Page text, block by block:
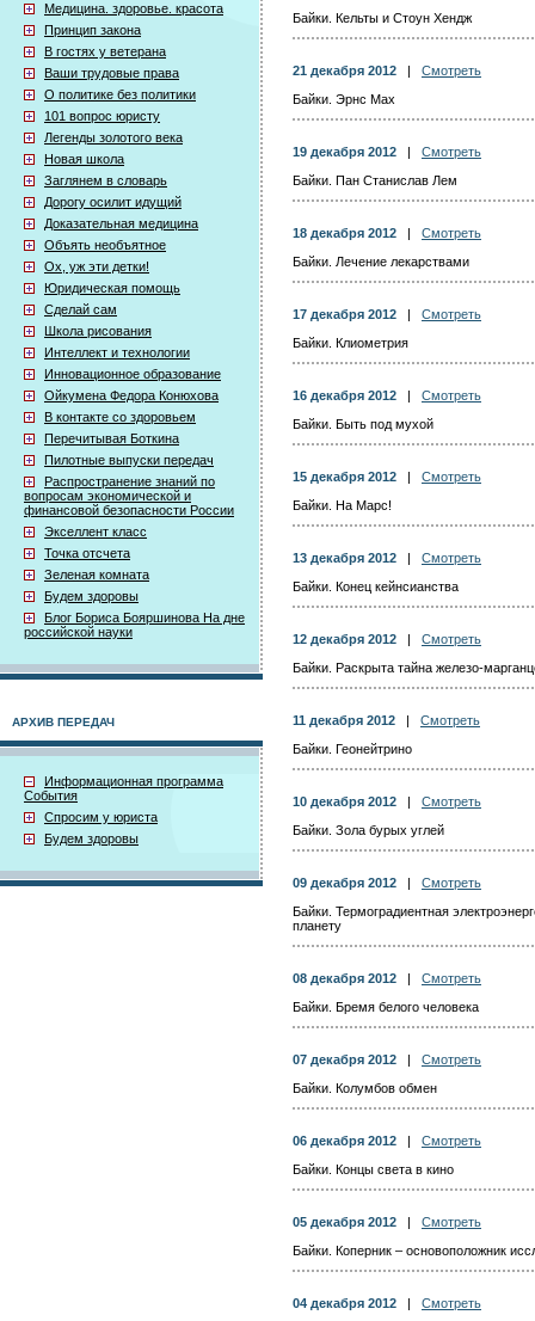
Медицина. здоровье. красота
Принцип закона
В гостях у ветерана
Ваши трудовые права
О политике без политики
101 вопрос юристу
Легенды золотого века
Новая школа
Заглянем в словарь
Дорогу осилит идущий
Доказательная медицина
Объять необъятное
Ох, уж эти детки!
Юридическая помощь
Сделай сам
Школа рисования
Интеллект и технологии
Инновационное образование
Ойкумена Федора Конюхова
В контакте со здоровьем
Перечитывая Боткина
Пилотные выпуски передач
Распространение знаний по
вопросам экономической и
финансовой безопасности России
Экселлент класс
Точка отсчета
Зеленая комната
Будем здоровы
Блог Бориса Бояршинова На дне
российской науки
АРХИВ ПЕРЕДАЧ
Информационная программа
События
Спросим у юриста
Будем здоровы
Байки. Кельты и Стоун Хендж
21 декабря 2012
Смотреть
Байки. Эрнс Мах
19 декабря 2012
Смотреть
Байки. Пан Станислав Лем
18 декабря 2012
Смотреть
Байки. Лечение лекарствами
17 декабря 2012
Смотреть
Байки. Клиометрия
16 декабря 2012
Смотреть
Байки. Быть под мухой
15 декабря 2012
Смотреть
Байки. На Марс!
13 декабря 2012
Смотреть
Байки. Конец кейнсианства
12 декабря 2012
Смотреть
Байки. Раскрыта тайна железо-
11 декабря 2012
Смотреть
Байки. Геонейтрино
10 декабря 2012
Смотреть
Байки. Зола бурых углей
09 декабря 2012
Смотреть
Байки. Термоградиентная
планету
08 декабря 2012
Смотреть
Байки. Бремя белого человека
07 декабря 2012
Смотреть
Байки. Колумбов обмен
06 декабря 2012
Смотреть
Байки. Концы света в кино
05 декабря 2012
Смотреть
Байки. Коперник – основоположник
04 декабря 2012
Смотреть